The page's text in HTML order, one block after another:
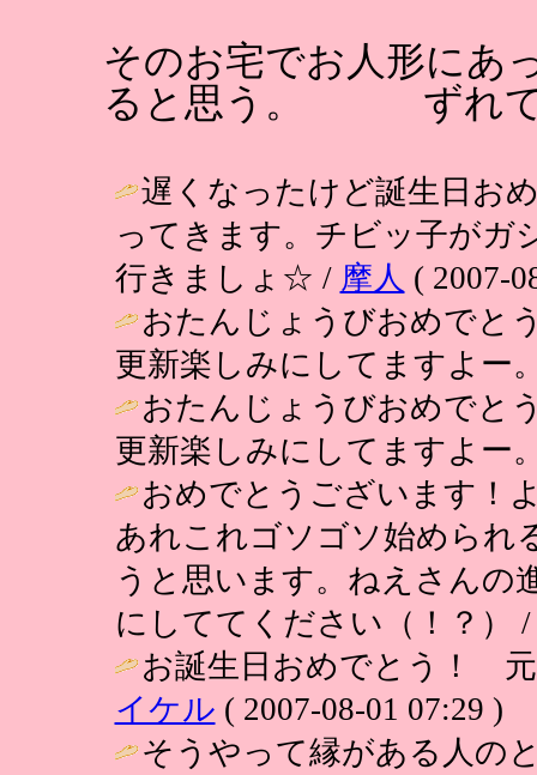
そのお宅でお人形にあ
ると思う。 ずれて
遅くなったけど誕生日お
ってきます。チビッ子がガ
行きましょ☆ / 摩人 ( 2007-
おたんじょうびおめで
更新楽しみにしてますよー
おたんじょうびおめで
更新楽しみにしてますよー
おめでとうございます！
あれこれゴソゴソ始められ
うと思います。ねえさんの
にしててください（！？）
お誕生日おめでとう！
イケル ( 2007-08-01 07:29 )
そうやって縁がある人の